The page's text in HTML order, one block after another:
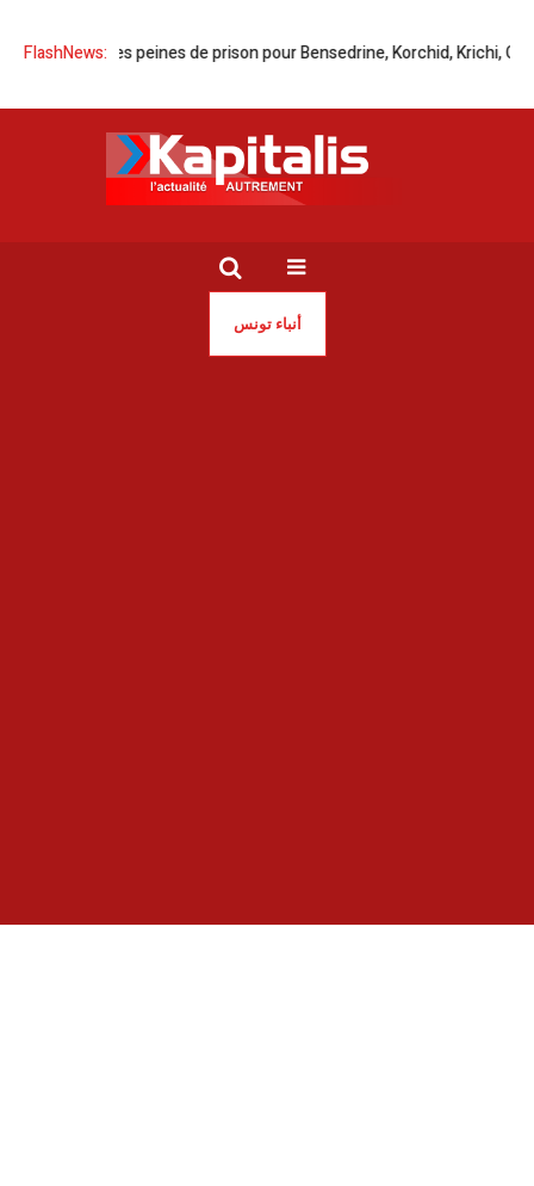
FlashNews:
Lourdes peines de prison pour Bensedrine, Korchid, Krichi,
أنباء تونس